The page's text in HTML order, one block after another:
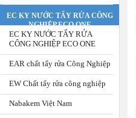
EC KY NƯỚC TẨY RỬA CÔNG
NGHIỆP ECO ONE
EC KY NƯỚC TẨY RỬA
CÔNG NGHIỆP ECO ONE
EAR chất tẩy rửa Công Nghiệp
EW Chất tẩy rửa công nghiệp
Nabakem Việt Nam